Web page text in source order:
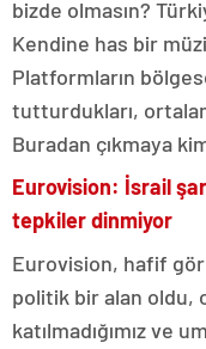
bizde olmasın?
Kendine has bir
Platformların
tutturdukları,
Buradan çıkmaya
Eurovision: İsrail
tepkiler dinmiyor
Eurovision, hafif
politik bir alan oldu,
katılmadığımız ve